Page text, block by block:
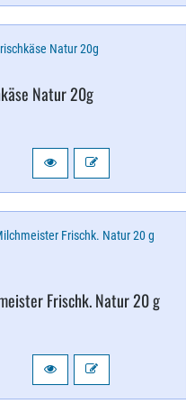
Natur 20g
Frischk. Natur 20 g